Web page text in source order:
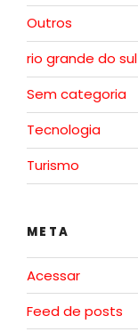
Outros
rio grande do sul
Sem categoria
Tecnologia
Turismo
META
Acessar
Feed de posts